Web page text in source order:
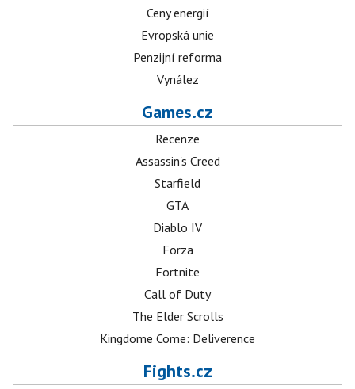
Ceny energií
Evropská unie
Penzijní reforma
Vynález
Games.cz
Recenze
Assassin's Creed
Starfield
GTA
Diablo IV
Forza
Fortnite
Call of Duty
The Elder Scrolls
Kingdome Come: Deliverence
Fights.cz